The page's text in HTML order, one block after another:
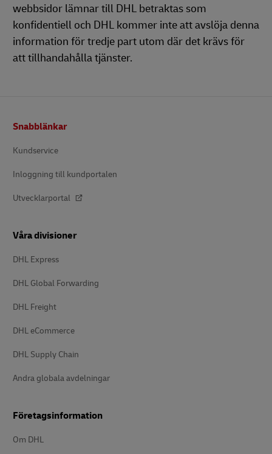
webbsidor lämnar till DHL betraktas som
konfidentiell och DHL kommer inte att avslöja denna
information för tredje part utom där det krävs för
att tillhandahålla tjänster.
Snabblänkar
Kundservice
Inloggning till kundportalen
Utvecklarportal
Våra divisioner
DHL Express
DHL Global Forwarding
DHL Freight
DHL eCommerce
DHL Supply Chain
Andra globala avdelningar
Företagsinformation
Om DHL